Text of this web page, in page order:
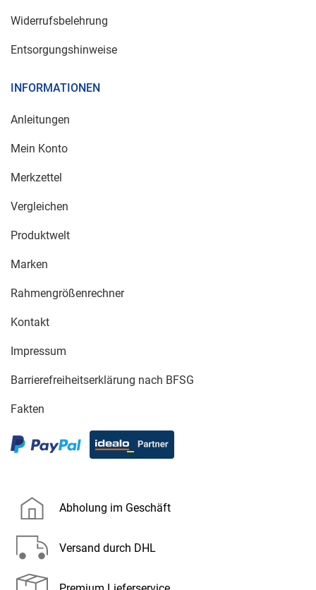
Widerrufsbelehrung
Entsorgungshinweise
INFORMATIONEN
Anleitungen
Mein Konto
Merkzettel
Vergleichen
Produktwelt
Marken
Rahmengrößenrechner
Kontakt
Impressum
Barrierefreiheitserklärung nach BFSG
Fakten
Abholung im Geschäft
Versand durch DHL